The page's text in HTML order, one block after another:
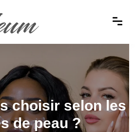
choisir selon les
de peau ?